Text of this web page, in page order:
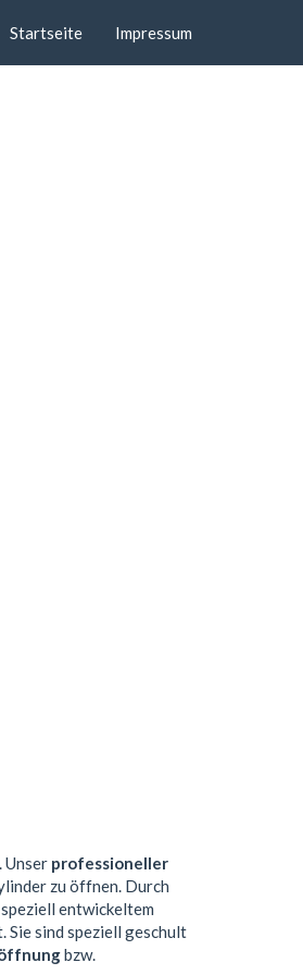
Startseite Impressum
Unser professioneller
zu öffnen. Durch
entwickeltem
sind speziell geschult
bzw.